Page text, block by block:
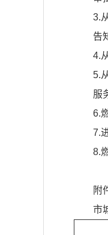
3.
告
4.
5.
服
6.
7.
8.
附
市